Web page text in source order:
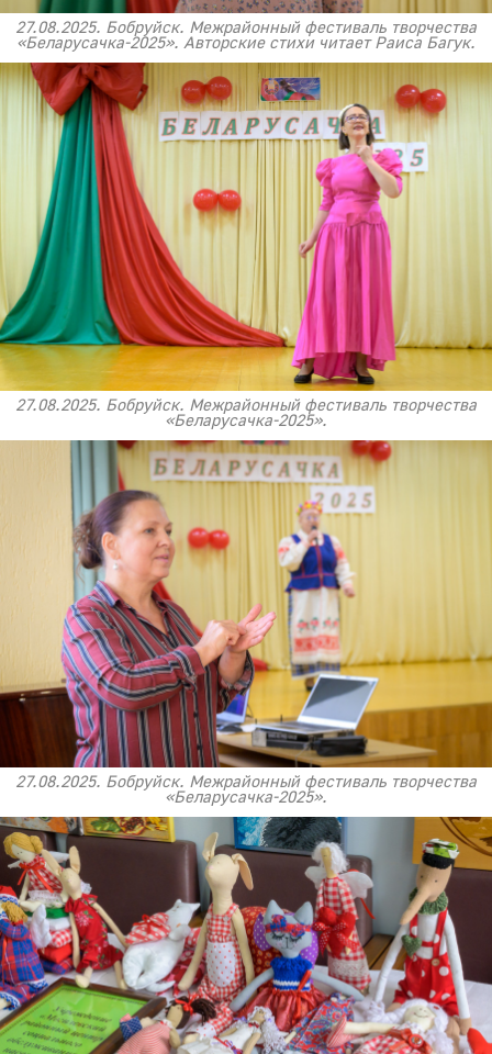
27.08.2025. Бобруйск. Межрайонный фестиваль творчества
«Беларусачка-2025». Авторские стихи читает Раиса Багук.
27.08.2025. Бобруйск. Межрайонный фестиваль творчества
«Беларусачка-2025».
27.08.2025. Бобруйск. Межрайонный фестиваль творчества
«Беларусачка-2025».